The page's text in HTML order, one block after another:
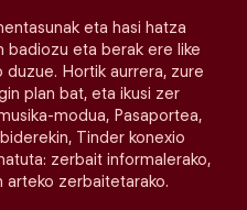
eta hasi hatza
badiozu eta berak ere like
Hortik aurrera, zure
plan bat, eta ikusi zer
modua, Pasaportea,
Tinder konexio
zerbait informalerako,
zerbaitetarako.